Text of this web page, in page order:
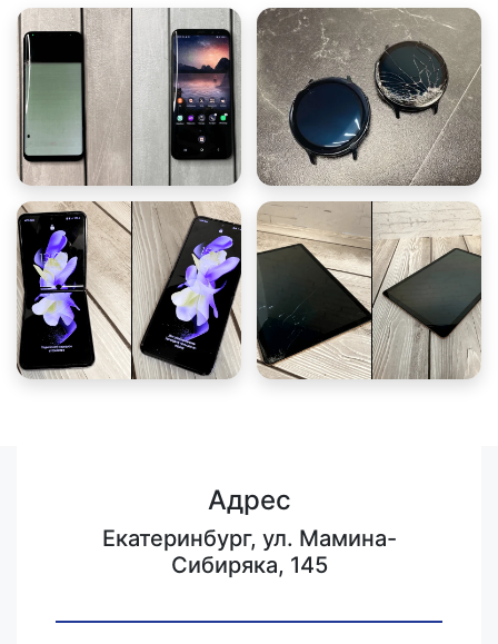
Адрес
Екатеринбург, ул. Мамина-
Сибиряка, 145